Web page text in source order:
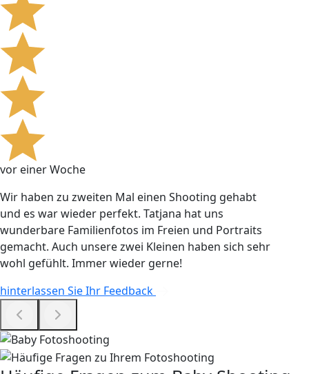
vor einer Woche
Wir haben zu zweiten Mal einen Shooting gehabt
und es war wieder perfekt. Tatjana hat uns
wunderbare Familienfotos im Freien und Portraits
gemacht. Auch unsere zwei Kleinen haben sich sehr
wohl gefühlt. Immer wieder gerne!
hinterlassen Sie Ihr Feedback